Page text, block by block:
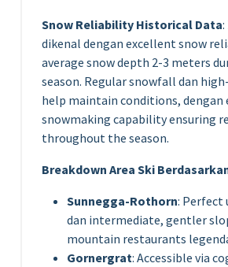
Snow Reliability Historical Data
dikenal dengan excellent snow
average snow depth 2-3 meters
season. Regular snowfall dan
help maintain conditions, dengan
snowmaking capability ensuring
throughout the season.
Breakdown Area Ski
Sunnegga-Rothorn: Perfect
dan intermediate, gentler
mountain restaurants
Gornergrat: Accessible via